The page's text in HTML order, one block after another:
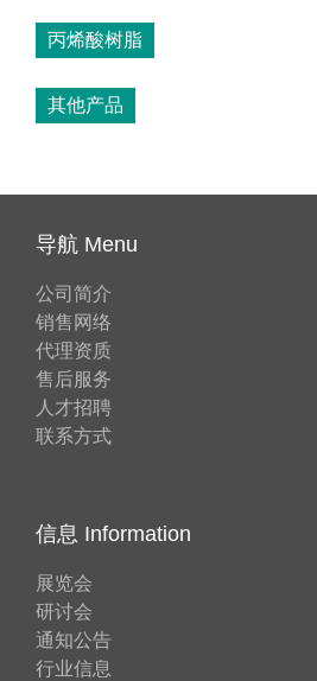
丙烯酸树脂
其他产品
导航 Menu
公司简介
销售网络
代理资质
售后服务
人才招聘
联系方式
信息 Information
展览会
研讨会
通知公告
行业信息